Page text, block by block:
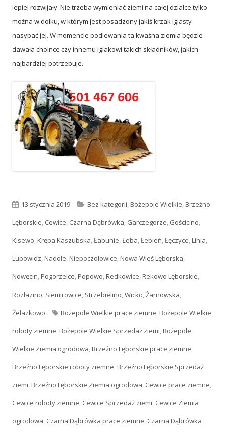
lepiej rozwijały. Nie trzeba wymieniać ziemi na całej działce tylko
można w dołku, w którym jest posadzony jakiś krzak iglasty
nasypać jej. W momencie podlewania ta kwaśna ziemia będzie
dawała choince czy innemu iglakowi takich składników, jakich
najbardziej potrzebuje.
Opublikowano
13 stycznia 2019 Kategorie
Bez kategorii,Bożepole Wielkie,Brzeźno
Lęborskie, Cewice, Czarna Dąbrówka, Garczegorze, Gościcino,
Kisewo,Krępa Kaszubska,Łabunie,Łeba,Łebień,Łęczyce,Linia,
Lubowidz,Nadole,Niepoczołowice,Nowa Wieś Lęborska,
Nowęcin,Pogorzelce,Popowo,Redkowice,Rekowo Lęborskie,
Rozłazino, Siemirowice, Strzebielino,Wicko,Żarnowska,
Żelazkowo
Tagi
Bożepole Wielkie prace ziemne,Bożepole Wielkie
roboty ziemne,Bożepole Wielkie Sprzedaż ziemi,Bożepole
Wielkie Ziemia ogrodowa,Brzeźno Lęborskie prace ziemne,
Brzeźno Lęborskie roboty ziemne,Brzeźno Lęborskie Sprzedaż
ziemi,Brzeźno Lęborskie Ziemia ogrodowa, Cewice prace ziemne,
Cewice roboty ziemne, Cewice Sprzedaż ziemi, Cewice Ziemia
ogrodowa, Czarna Dąbrówka prace ziemne, Czarna Dąbrówka